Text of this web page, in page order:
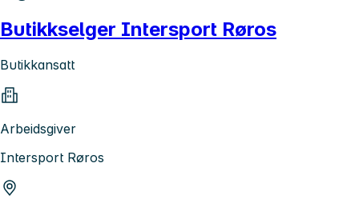
Butikkselger Intersport Røros
Butikkansatt
Arbeidsgiver
Intersport Røros